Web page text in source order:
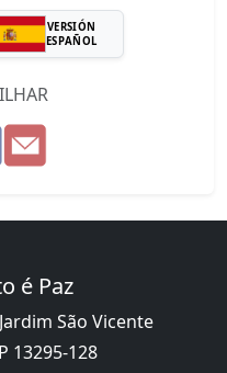
VERSIÓN
ESPAÑOL
é Paz
São Vicente
13295-128